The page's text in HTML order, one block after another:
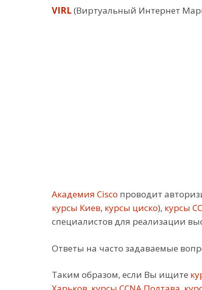
VIRL(Виртуальный Интернет
Академия Cisco проводит
курсы Киев, курсы циско), курсы
специалистов для реализации
Ответы на часто задаваемые
Таким образом, если Вы ищите